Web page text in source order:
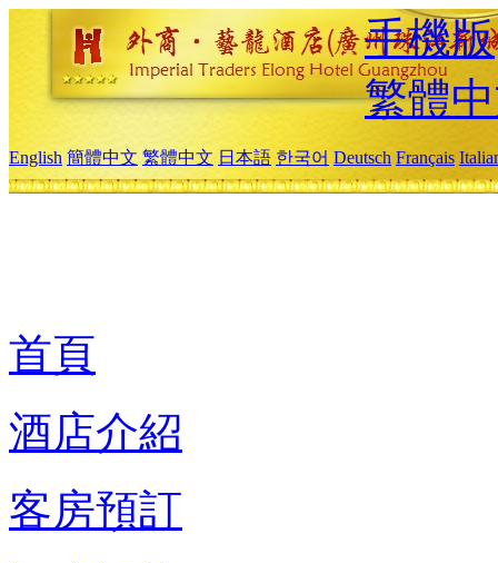
手機版
繁體
English 簡體中文 繁體中文 日本語 한국어 Deutsch Français
首頁
酒店介紹
客房預訂